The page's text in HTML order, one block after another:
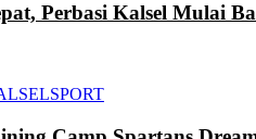
Perbasi Kalsel Mulai
SPORT